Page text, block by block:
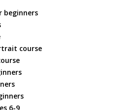
beginners
course
6-9